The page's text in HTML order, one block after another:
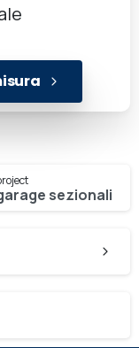
sezionali